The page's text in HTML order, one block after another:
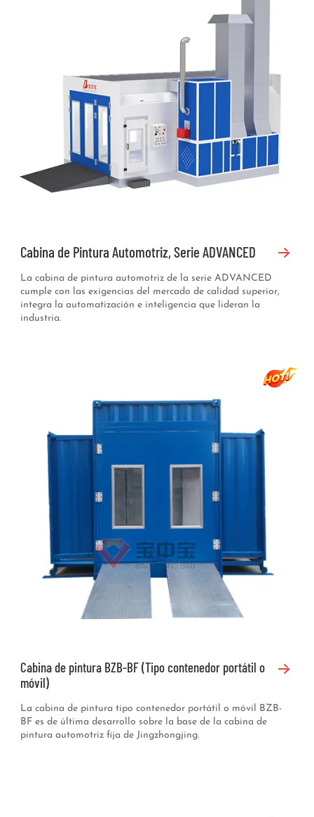
Cabina de Pintura Automotriz, Serie ADVANCED
La cabina de pintura automotriz de la serie ADVANCED
cumple con las exigencias del mercado de calidad superior,
integra la automatización e inteligencia que lideran la
industria.
Cabina de pintura BZB-BF (Tipo contenedor portátil o
móvil)
La cabina de pintura tipo contenedor portátil o móvil BZB-
BF es de última desarrollo sobre la base de la cabina de
pintura automotriz fija de Jingzhongjing.